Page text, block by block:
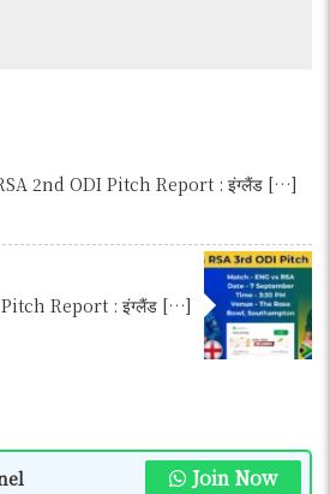
2nd ODI Pitch Report : इंग्लैंड […]
Report : इंग्लैंड […]
Join Now